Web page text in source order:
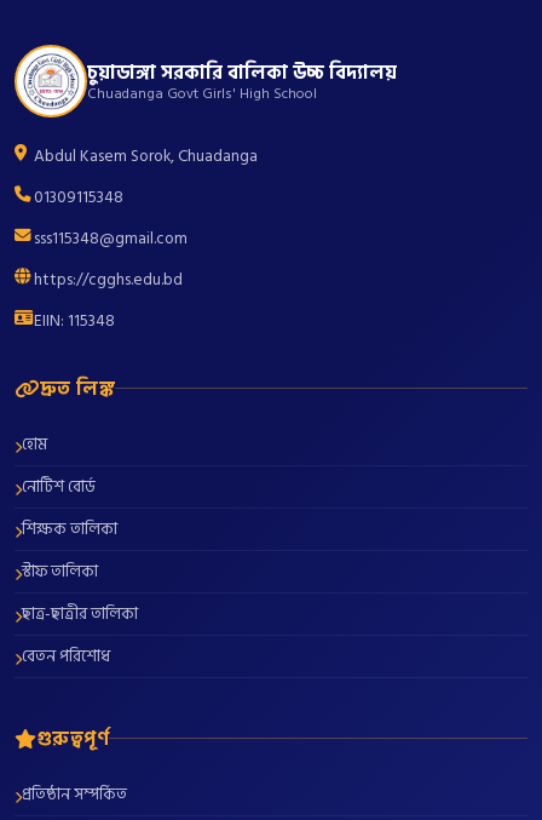
চুয়াডাঙ্গা সরকারি বালিকা উচ্চ বিদ্যালয়
Chuadanga Govt Girls' High School
Abdul Kasem Sorok, Chuadanga
01309115348
sss115348@gmail.com
https://cgghs.edu.bd
EIIN: 115348
দ্রুত লিঙ্ক
হোম
নোটিশ বোর্ড
শিক্ষক তালিকা
স্টাফ তালিকা
ছাত্র-ছাত্রীর তালিকা
বেতন পরিশোধ
গুরুত্বপূর্ণ
প্রতিষ্ঠান সম্পর্কিত